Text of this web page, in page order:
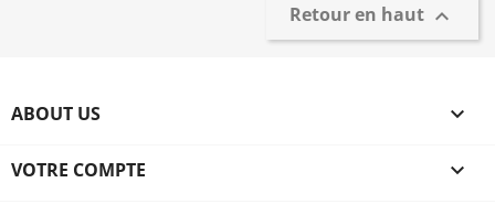
Retour en haut 
ABOUT US 
VOTRE COMPTE 